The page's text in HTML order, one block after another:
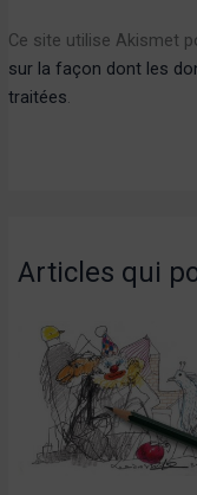
Ce site utilise Akismet
sur la façon dont les
traitées.
Articles qui